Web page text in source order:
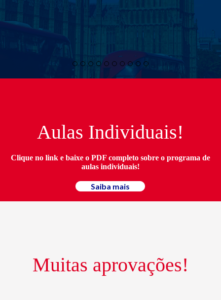
Aulas Individuais!
Clique no link e baixe o PDF completo sobre o programa de
aulas individuais!
Saiba mais
Muitas aprovações!